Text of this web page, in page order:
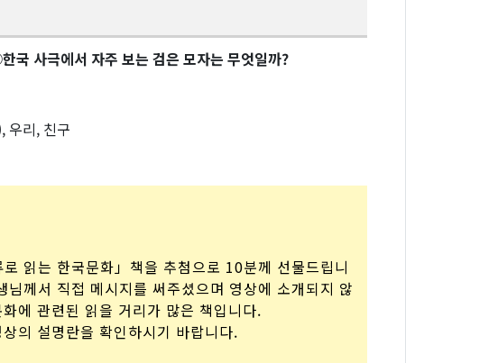
국 사극에서 자주 보는 검은 모자는 무엇일까?
우리, 친구
읽는 한국문화」책을 추첨으로 10분께 선물드립니
님께서 직접 메시지를 써주셨으며 영상에 소개되지 않
에 관련된 읽을 거리가 많은 책입니다.
의 설명란을 확인하시기 바랍니다.